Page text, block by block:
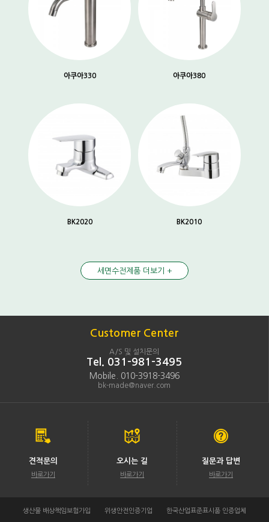
아쿠아330 아쿠아380
BK2020 BK2010
세면수전제품 더보기 +
Customer Center
A/S 및 설치문의
Tel. 031-981-3495
Mobile. 010-3918-3496
bk-made@naver.com
견적문의
바로가기
오시는 길
바로가기
질문과 답변
바로가기
생산물 배상책임보험가입 위생안전인증기업 한국산업표준표시품 인증업체